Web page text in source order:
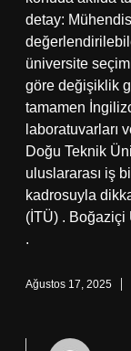
detay:
üniversite
göre değişiklik
tamamen
laboratuvarları
Doğu Teknik
uluslararası iş
kadrosuyla
(İTÜ) . Boğaziçi
.
Ağustos 17, 2025